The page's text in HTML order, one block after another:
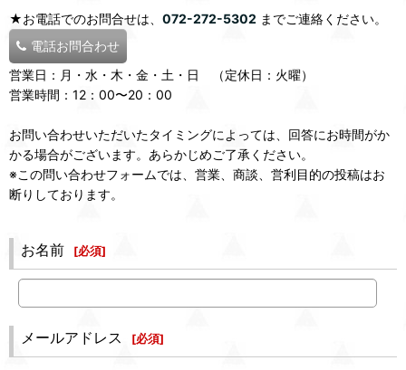
★お電話でのお問合せは、 072-272-5302 までご連絡ください。
電話お問合わせ
営業日：月・水・木・金・土・日 （定休日：火曜）
営業時間：12：00〜20：00
お問い合わせいただいたタイミングによっては、回答にお時間がか
かる場合がございます。あらかじめご了承ください。
※この問い合わせフォームでは、営業、商談、営利目的の投稿はお
断りしております。
お名前 [必須]
メールアドレス [必須]